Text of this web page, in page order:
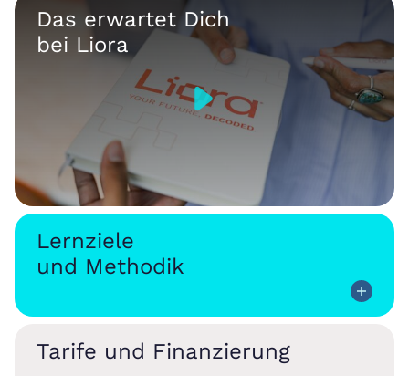
Das erwartet Dich
bei Liora
Lernziele
und Methodik
Tarife und Finanzierung